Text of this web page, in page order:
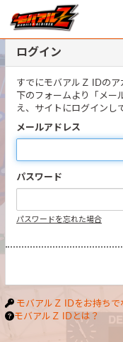
ログイン
すでにモバアルＺ IDの
下のフォームより「メ
え、サイトにログインし
メールアドレス
パスワード
パスワードを忘れた場合
モバアルＺ IDをお持ち
モバアルＺ IDとは？